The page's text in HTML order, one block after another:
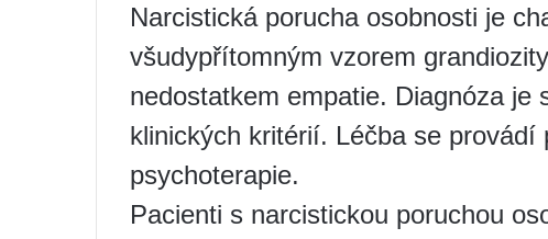
Narcistická porucha osobnosti je
všudypřítomným vzorem
nedostatkem empatie. Diagnóza je
klinických kritérií. Léčba se
psychoterapie.
Pacienti s narcistickou poruchou